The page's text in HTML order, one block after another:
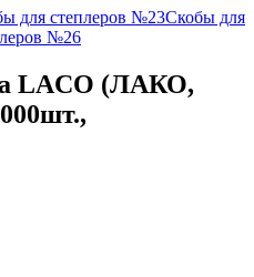
для степлеров №23Скобы для
№26
LACO (ЛАКО,